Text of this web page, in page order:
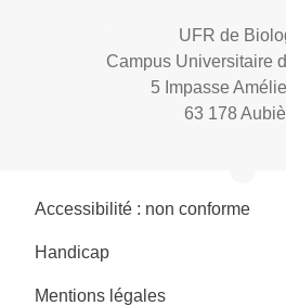
UFR de
Campus Universitaire
5 Impasse
63 178
Accessibilité : non conforme
Handicap
Mentions légales